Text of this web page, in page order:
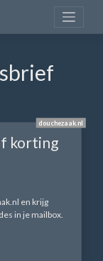
douchezaak.nl
korting
en krijg
in je mailbox.